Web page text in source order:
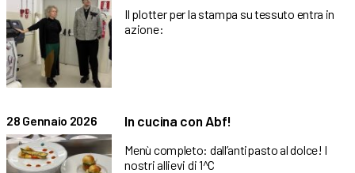
Il plotter per la stampa su tessuto entra in
azione:
28 Gennaio 2026 In cucina con Abf!
Menù completo: dall’antipasto al dolce! I
nostri allievi di 1^C